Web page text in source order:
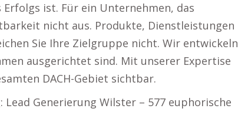
ist. Für ein Unternehmen, das
nicht aus. Produkte, Dienstleistungen
Sie Ihre Zielgruppe nicht. Wir entwickeln
ausgerichtet sind. Mit unserer Expertise
DACH-Gebiet sichtbar.
Generierung Wilster – 577 euphorische